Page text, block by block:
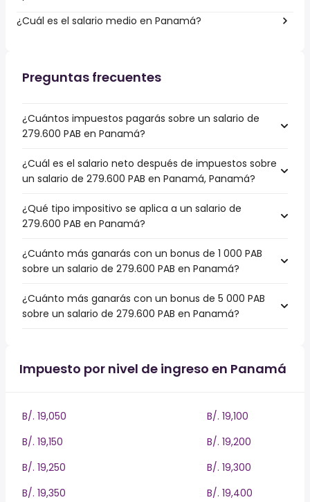
¿Cuál es el salario medio en Panamá?
Preguntas frecuentes
¿Cuántos impuestos pagarás sobre un salario de
279.600 PAB en Panamá?
¿Cuál es el salario neto después de impuestos sobre
un salario de 279.600 PAB en Panamá, Panamá?
¿Qué tipo impositivo se aplica a un salario de
279.600 PAB en Panamá?
¿Cuánto más ganarás con un bonus de 1 000 PAB
sobre un salario de 279.600 PAB en Panamá?
¿Cuánto más ganarás con un bonus de 5 000 PAB
sobre un salario de 279.600 PAB en Panamá?
Impuesto por nivel de ingreso en Panamá
B/. 19,050
B/. 19,100
B/. 19,150
B/. 19,200
B/. 19,250
B/. 19,300
B/. 19,350
B/. 19,400